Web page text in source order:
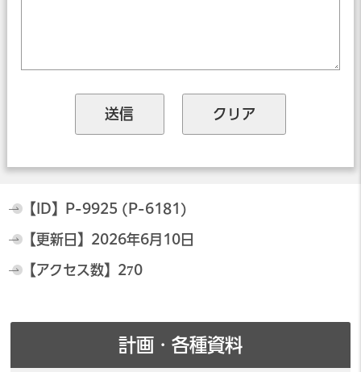
【ID】 P-9925 (P-6181)
【更新日】 2026年6月10日
【アクセス数】 270
計画・各種資料